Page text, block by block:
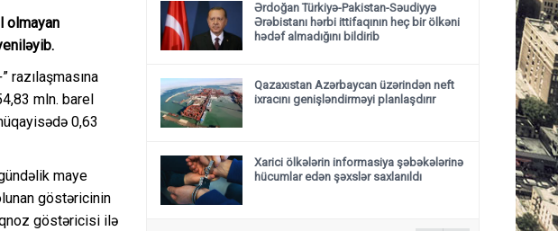
olmayan
razılaşmasına
mln. barel
0,63
maye
göstəricinin
göstəricisi ilə
Ərdoğan Türkiyə-Pakistan-Səudiyyə
Ərəbistanı hərbi ittifaqının heç bir ölkəni
hədəf almadığını bildirib
Qazaxıstan Azərbaycan üzərindən neft
ixracını genişləndirməyi planlaşdırır
Xarici ölkələrin informasiya şəbəkələrinə
hücumlar edən şəxslər saxlanıldı